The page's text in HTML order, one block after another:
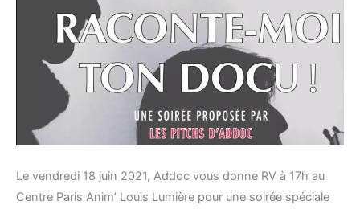
Le vendredi 18 juin 2021, Addoc vous donne RV à 17h au
Centre Paris Anim’ Louis Lumière pour une soirée spéciale